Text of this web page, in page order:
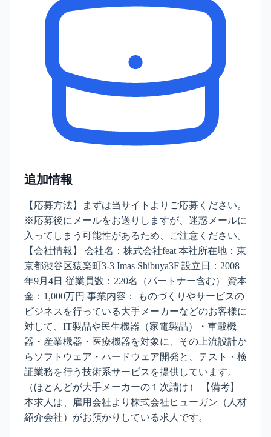
追加情報
【応募方法】まずは当サイトよりご応募ください。
※応募後にメールをお送りしますが、迷惑メールに
入ってしまう可能性があるため、ご注意ください。
【会社情報】 会社名：株式会社feat 本社所在地：東
京都渋谷区猿楽町3-3 Imas Shibuya3F 設立日：2008
年9月4日 従業員数：220名（パートナー含む） 資本
金：1,000万円 事業内容： ものづくりやサービスの
ビジネスを行っている大手メーカーなどのお客様に
対して、IT製品や民生機器（家電製品）・車載機
器・産業機器・医療機器を対象に、その上流設計か
らソフトウェア・ハードウェア開発と、テスト・検
証業務を行う技術系サービスを提供しています。
（ほとんどが大手メーカーの１次請け） 【備考】
本求人は、雇用会社より株式会社ヒューガン（人材
紹介会社）がお預かりしている求人です。